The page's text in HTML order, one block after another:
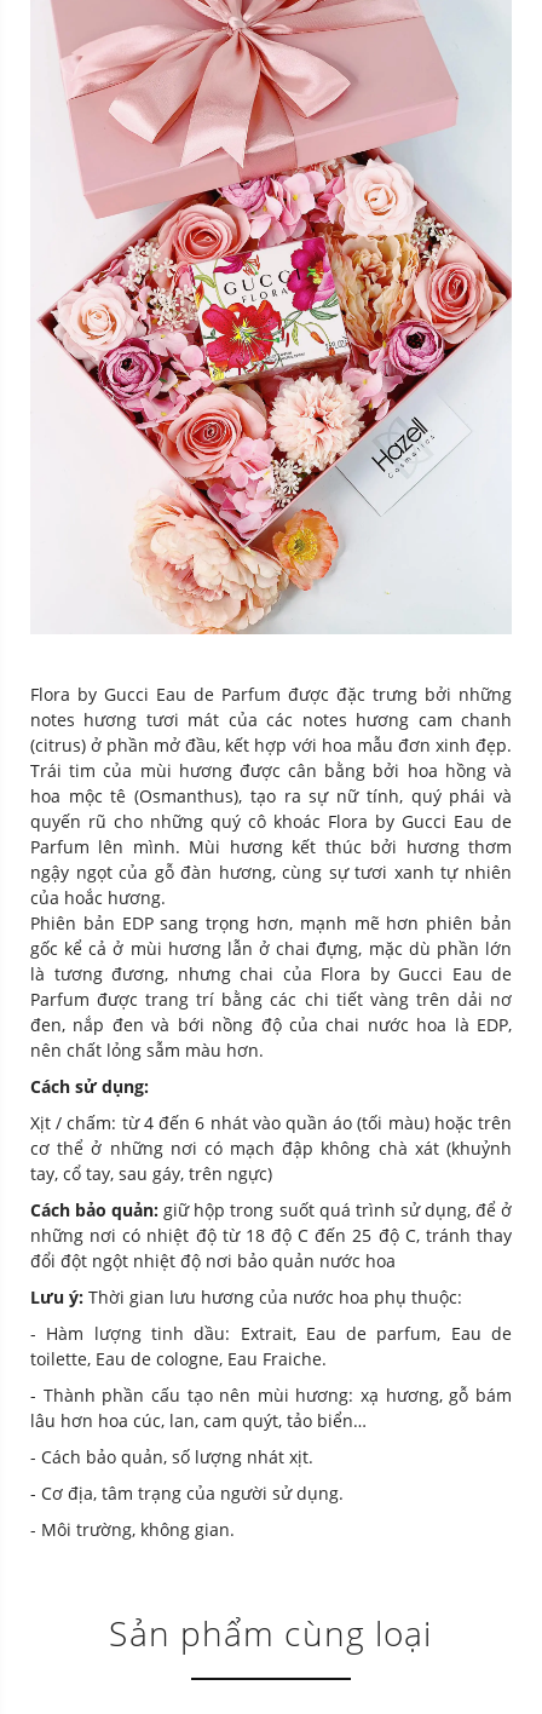
Flora by Gucci Eau de Parfum được đặc trưng bởi những
notes hương tươi mát của các notes hương cam chanh
(citrus) ở phần mở đầu, kết hợp với hoa mẫu đơn xinh đẹp.
Trái tim của mùi hương được cân bằng bởi hoa hồng và
hoa mộc tê (Osmanthus), tạo ra sự nữ tính, quý phái và
quyến rũ cho những quý cô khoác Flora by Gucci Eau de
Parfum lên mình. Mùi hương kết thúc bởi hương thơm
ngậy ngọt của gỗ đàn hương, cùng sự tươi xanh tự nhiên
của hoắc hương.
Phiên bản EDP sang trọng hơn, mạnh mẽ hơn phiên bản
gốc kể cả ở mùi hương lẫn ở chai đựng, mặc dù phần lớn
là tương đương, nhưng chai của Flora by Gucci Eau de
Parfum được trang trí bằng các chi tiết vàng trên dải nơ
đen, nắp đen và bới nồng độ của chai nước hoa là EDP,
nên chất lỏng sẫm màu hơn.
Cách sử dụng:
Xịt / chấm: từ 4 đến 6 nhát vào quần áo (tối màu) hoặc trên
cơ thể ở những nơi có mạch đập không chà xát (khuỷnh
tay, cổ tay, sau gáy, trên ngực)
Cách bảo quản: giữ hộp trong suốt quá trình sử dụng, để ở
những nơi có nhiệt độ từ 18 độ C đến 25 độ C, tránh thay
đổi đột ngột nhiệt độ nơi bảo quản nước hoa
Lưu ý: Thời gian lưu hương của nước hoa phụ thuộc:
- Hàm lượng tinh dầu: Extrait, Eau de parfum, Eau de
toilette, Eau de cologne, Eau Fraiche.
- Thành phần cấu tạo nên mùi hương: xạ hương, gỗ bám
lâu hơn hoa cúc, lan, cam quýt, tảo biển…
- Cách bảo quản, số lượng nhát xịt.
- Cơ địa, tâm trạng của người sử dụng.
- Môi trường, không gian.
Sản phẩm cùng loại